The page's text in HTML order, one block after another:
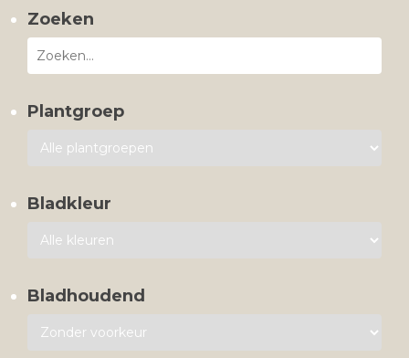
Zoeken
Plantgroep
Bladkleur
Bladhoudend